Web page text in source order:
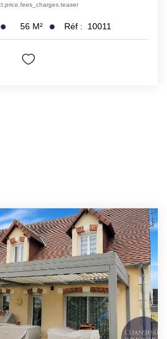
56 M² Réf : 10011